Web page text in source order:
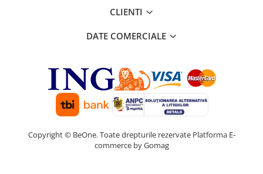
CLIENTI
DATE COMERCIALE
Copyright © BeOne. Toate drepturile rezervate Platforma E-
commerce by Gomag